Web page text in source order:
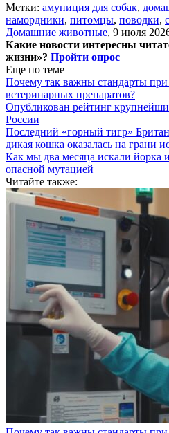
Метки: амуниция для собак,
намордники, питомцы, поводки,
Домашние животные, 9 июля
Какие новости интересны
жизни»? Пройти опрос
Еще по теме
Почему так важны стандарты при
ветеринарных препаратов?
Опубликован рейтинг
России
Последний «горный тигр»
дикая кошка оказалась на грани
Как мы два месяца искали йорка
опасной мутацией
Читайте также: